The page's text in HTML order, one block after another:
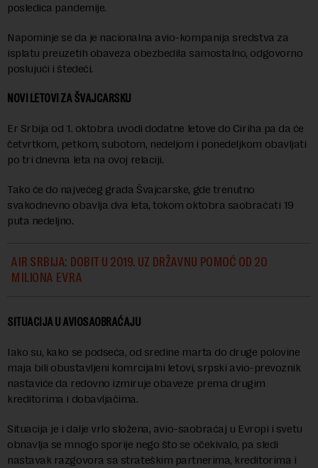
posledica pandemije.
Napominje se da je nacionalna avio-kompanija sredstva za
isplatu preuzetih obaveza obezbedila samostalno, odgovorno
poslujući i štedeći.
NOVI LETOVI ZA ŠVAJCARSKU
Er Srbija od 1. oktobra uvodi dodatne letove do Ciriha pa da će
četvrtkom, petkom, subotom, nedeljom i ponedeljkom obavljati
po tri dnevna leta na ovoj relaciji.
Tako će do najvećeg grada Švajcarske, gde trenutno
svakodnevno obavlja dva leta, tokom oktobra saobraćati 19
puta nedeljno.
AIR SRBIJA: DOBIT U 2019. UZ DRŽAVNU POMOĆ OD 20
MILIONA EVRA
SITUACIJA U AVIOSAOBRAĆAJU
Iako su, kako se podseća, od sredine marta do druge polovine
maja bili obustavljeni komrcijalni letovi, srpski avio-prevoznik
nastaviće da redovno izmiruje obaveze prema drugim
kreditorima i dobavljačima.
Situacija je i dalje vrlo složena, avio-saobraćaj u Evropi i svetu
obnavlja se mnogo sporije nego što se očekivalo, pa sledi
nastavak razgovora sa strateškim partnerima, kreditorima i